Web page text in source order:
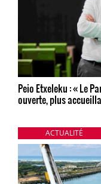
Peio Etxeleku : « Le
ouverte, plus
ACTUALITÉ